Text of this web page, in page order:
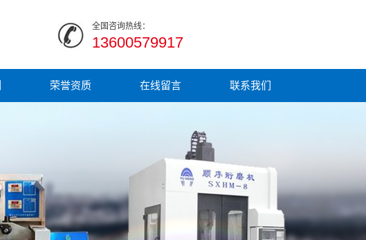
全国咨询热线：
13600579917
荣誉资质 在线留言 联系我们